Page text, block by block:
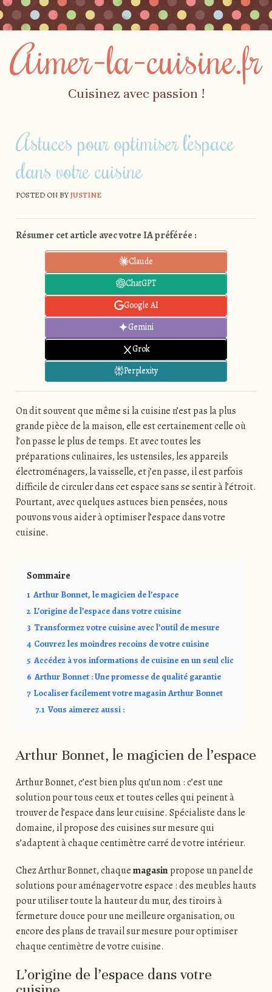
Aimer-la-cuisine.fr
Cuisinez avec passion !
Menu
Astuces pour optimiser l’espace
dans votre cuisine
POSTED ON BYJUSTINE
Résumer cet article avec votre IA préférée :
Claude
ChatGPT
Google AI
Gemini
Grok
Perplexity
On dit souvent que même si la cuisine n’est pas la plus
grande pièce de la maison, elle est certainement celle où
l’on passe le plus de temps. Et avec toutes les
préparations culinaires, les ustensiles, les appareils
électroménagers, la vaisselle, et j’en passe, il est parfois
difficile de circuler dans cet espace sans se sentir à l’étroit.
Pourtant, avec quelques astuces bien pensées, nous
pouvons vous aider à optimiser l’espace dans votre
cuisine.
Sommaire
1 Arthur Bonnet, le magicien de l’espace
2 L’origine de l’espace dans votre cuisine
3 Transformez votre cuisine avec l’outil de mesure
4 Couvrez les moindres recoins de votre cuisine
5 Accédez à vos informations de cuisine en un seul clic
6 Arthur Bonnet : Une promesse de qualité garantie
7 Localiser facilement votre magasin Arthur Bonnet
7.1 Vous aimerez aussi :
Arthur Bonnet, le magicien de l’espace
Arthur Bonnet, c’est bien plus qu’un nom : c’est une
solution pour tous ceux et toutes celles qui peinent à
trouver de l’espace dans leur cuisine. Spécialiste dans le
domaine, il propose des cuisines sur mesure qui
s’adaptent à chaque centimètre carré de votre intérieur.
Chez Arthur Bonnet, chaquemagasinpropose un panel de
solutions pour aménager votre espace : des meubles hauts
pour utiliser toute la hauteur du mur, des tiroirs à
fermeture douce pour une meilleure organisation, ou
encore des plans de travail sur mesure pour optimiser
chaque centimètre de votre cuisine.
L’origine de l’espace dans votre